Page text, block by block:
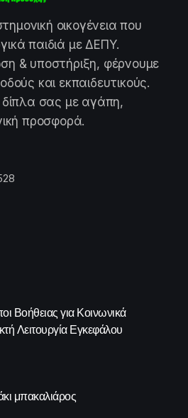
οικογένεια που
παιδιά με ΔΕΠΥ.
& υποστήριξη, φέρνουμε
και εκπαιδευτικούς.
δίπλα σας με αγάπη,
προσφορά.
Βοήθειας για Κοινωνικά
Λειτουργία Εγκεφάλου
μπακαλιάρος